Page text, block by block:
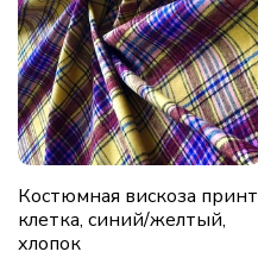
Костюмная вискоза принт
клетка, синий/желтый,
хлопок